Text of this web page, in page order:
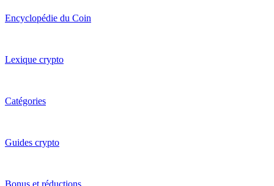
Encyclopédie du Coin
Lexique crypto
Catégories
Guides crypto